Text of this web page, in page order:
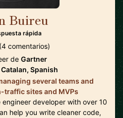
Buireu
rápida
comentarios)
de Gartner
Spanish
several teams and
traffic sites and MVPs
engineer developer with over 10
help you write cleaner code,